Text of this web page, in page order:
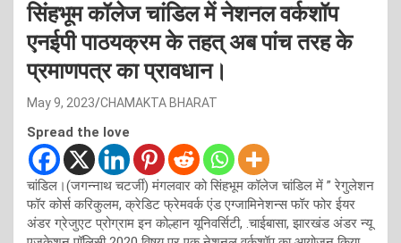
सिंहभूम कॉलेज चांडिल में नेशनल वर्कशॉप
एनईपी पाठयक्रम के तहत् अब पांच तरह के
प्रमाणपत्र का प्रावधान।
May 9, 2023 CHAMAKTA BHARAT
Spread the love
चांडिल।(जगन्नाथ चटर्जी) मंगलवार को सिंहभूम कॉलेज चांडिल में ” रेगुलेशन
फॉर कोर्स करिकुलम, क्रेडिट फ्रेमवर्क एंड एग्जामिनेशन्स फॉर फोर ईयर
अंडर ग्रेजुएट प्रोग्राम इन कोल्हान यूनिवर्सिटी, .चाईबासा, झारखंड अंडर न्यू